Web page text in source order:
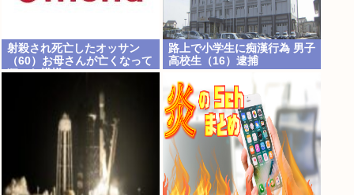
射殺され死亡したオッサン
（60）お母さんが亡くなって
狂った模様
路上で小学生に痴漢行為 男子
高校生（16）逮捕